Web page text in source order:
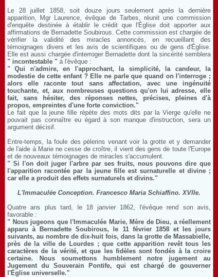
Le 28 juillet 1858, soit douze jours seulement après la dernière
apparition, Mgr Laurence, évêque de Tarbes, réunit une commission
d'enquête destinée à établir le crédit que l'Église doit apporter aux
affirmations de Bernadette Soubirous. Cette commission est chargée de
vérifier la validité des miracles annoncés, en recueillant des
témoignages divers et les avis de scientifiques ou de gens d'Église.
Elle est aussi chargée d'interroger Bernadette dont la sincérité semblera
" incontestable " à l'évêque :
" Qui n'admire, en l'approchant, la simplicité, la candeur, la
modestie de cette enfant ? Elle ne parle que quand on l'interroge ;
alors elle raconte tout sans affectation, avec une ingénuité
touchante, et, aux nombreuses questions qu'on lui adresse, elle
fait, sans hésiter, des réponses nettes, précises, pleines d'à
propos, empreintes d'une forte conviction."
Le fait que la jeune fille répète des mots dits par la Vierge qu'elle ne
pouvait pas connaître eu égard à son manque d'instruction, sera un
argument décisif.
Entre-temps, la foule des pèlerins venant voir la grotte et y demander
de l'aide à Marie ne cesse de croître, il vient des gens de toute l'Europe
et de nouveaux témoignages de miracles s'accumulent.
" Si l'on doit juger l'arbre par ses fruits, nous pouvons dire que
l'apparition racontée par la jeune fille est surnaturelle et divine ;
car elle a produit des effets surnaturels et divins."
L'Immaculée Conception. Francesco Maria Schiaffino. XVIIe.
Quatre ans plus tard, le 18 janvier 1862, l'évêque rend son avis,
favorable :
" Nous jugeons que l'Immaculée Marie, Mère de Dieu, a réellement
apparu à Bernadette Soubirous, le 11 février 1858 et les jours
suivants, au nombre de dix-huit fois, dans la grotte de Massabielle,
près de la ville de Lourdes ; que cette apparition revêt tous les
caractères de la vérité, et que les fidèles sont fondés à la croire
certaine. Nous soumettons humblement notre jugement au
Jugement du Souverain Pontife, qui est chargé de gouverner
l'Église universelle."